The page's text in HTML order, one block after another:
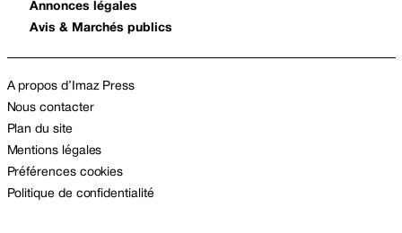
Annonces légales
Avis & Marchés publics
A propos d’Imaz Press
Nous contacter
Plan du site
Mentions légales
Préférences cookies
Politique de confidentialité